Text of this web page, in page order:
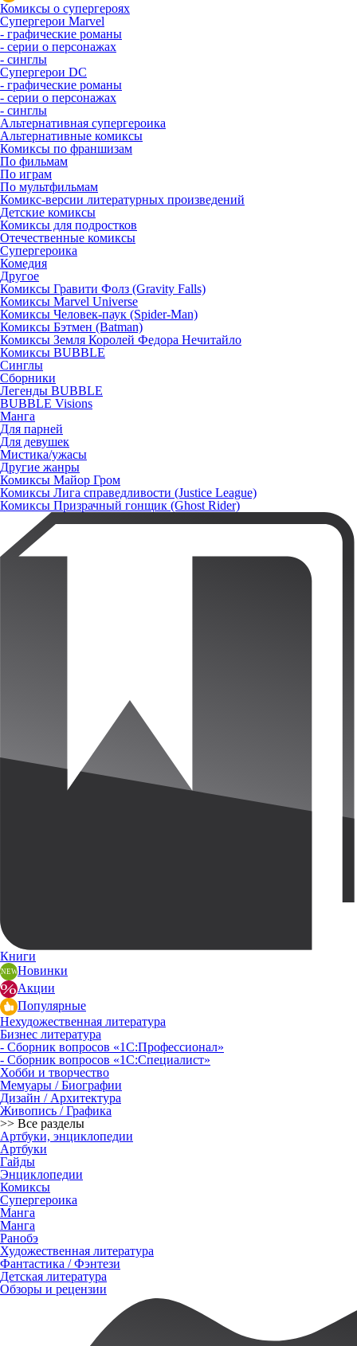
Комиксы о супергероях
Супергерои Marvel
- графические романы
- серии о персонажах
- синглы
Супергерои DC
- графические романы
- серии о персонажах
- синглы
Альтернативная супергероика
Альтернативные комиксы
Комиксы по франшизам
По фильмам
По играм
По мультфильмам
Комикс-версии литературных произведений
Детские комиксы
Комиксы для подростков
Отечественные комиксы
Супергероика
Комедия
Другое
Комиксы Гравити Фолз (Gravity Falls)
Комиксы Marvel Universe
Комиксы Человек-паук (Spider-Man)
Комиксы Бэтмен (Batman)
Комиксы Земля Королей Федора Нечитайло
Комиксы BUBBLE
Синглы
Сборники
Легенды BUBBLE
BUBBLE Visions
Манга
Для парней
Для девушек
Мистика/ужасы
Другие жанры
Комиксы Майор Гром
Комиксы Лига справедливости (Justice League)
Комиксы Призрачный гонщик (Ghost Rider)
Книги
Новинки
Акции
Популярные
Нехудожественная литература
Бизнес литература
- Сборник вопросов «1С:Профессионал»
- Сборник вопросов «1С:Специалист»
Хобби и творчество
Мемуары / Биографии
Дизайн / Архитектура
Живопись / Графика
>> Все разделы
Артбуки, энциклопедии
Артбуки
Гайды
Энциклопедии
Комиксы
Супергероика
Манга
Манга
Ранобэ
Художественная литература
Фантастика / Фэнтези
Детская литература
Обзоры и рецензии